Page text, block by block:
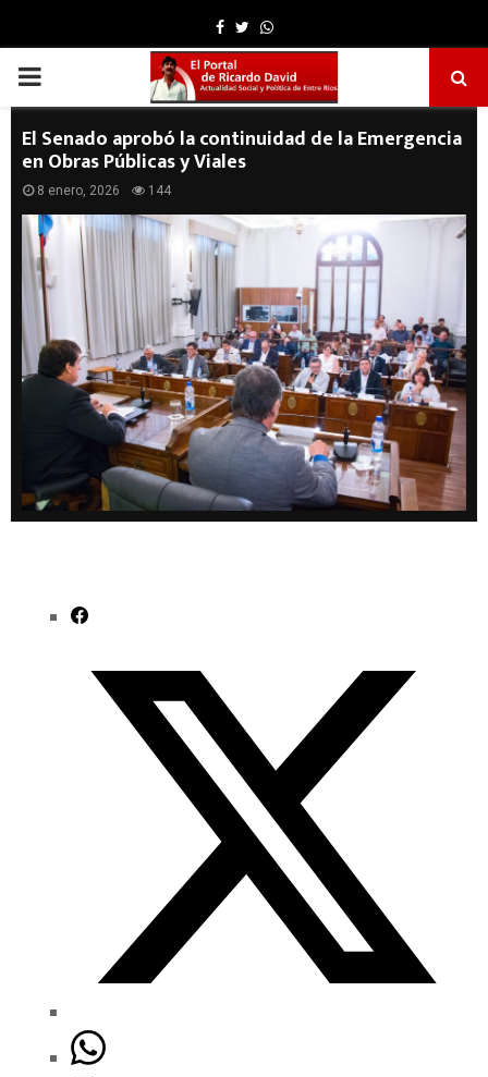
Facebook
TwitterWhatsapp
PRIMARY
MENU
El Senado aprobó la continuidad de la Emergencia
en Obras Públicas y Viales
8 enero, 2026 144